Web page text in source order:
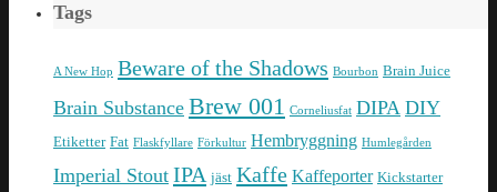
Tags
A New Hop Beware of the Shadows Bourbon Brain Juice
Brain Substance Brew 001 Corneliusfat DIPA DIY
Etiketter Fat Flaskfyllare Förkultur Hembryggning Humlegården
Imperial Stout IPA jäst Kaffe Kaffeporter Kickstarter